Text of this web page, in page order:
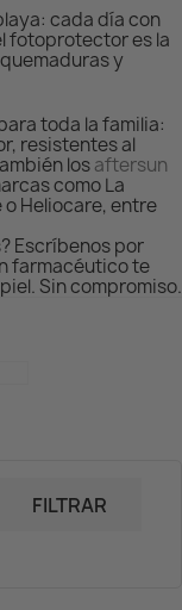
cada día con
fotoprotector es la
y
toda la familia:
resistentes al
losaftersun
como La
Heliocare, entre
Escríbenos por
farmacéutico te
Sin compromiso.
FILTRAR